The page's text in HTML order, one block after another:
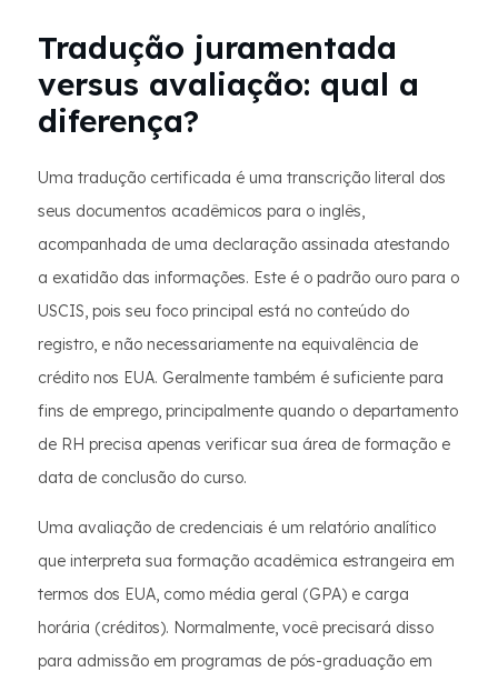
Tradução juramentada
versus avaliação: qual a
diferença?
Uma tradução certificada é uma transcrição literal dos
seus documentos acadêmicos para o inglês,
acompanhada de uma declaração assinada atestando
a exatidão das informações. Este é o padrão ouro para o
USCIS, pois seu foco principal está no conteúdo do
registro, e não necessariamente na equivalência de
crédito nos EUA. Geralmente também é suficiente para
fins de emprego, principalmente quando o departamento
de RH precisa apenas verificar sua área de formação e
data de conclusão do curso.
Uma avaliação de credenciais é um relatório analítico
que interpreta sua formação acadêmica estrangeira em
termos dos EUA, como média geral (GPA) e carga
horária (créditos). Normalmente, você precisará disso
para admissão em programas de pós-graduação em